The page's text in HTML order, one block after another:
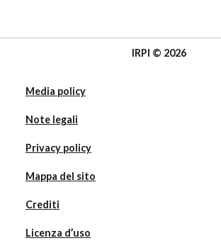
IRPI © 2026
Media policy
Note legali
Privacy policy
Mappa del sito
Crediti
Licenza d’uso